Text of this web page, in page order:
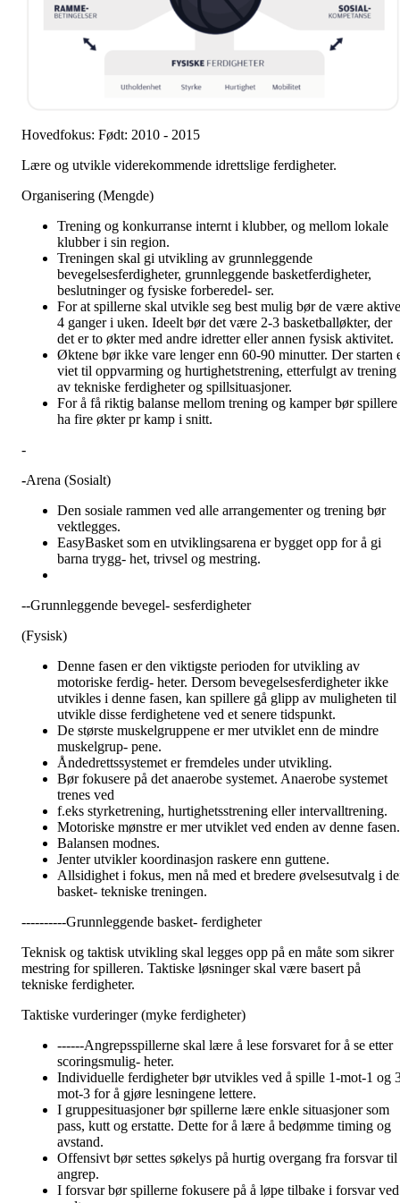
Hovedfokus: Født: 2010 - 2015
Lære og utvikle viderekommende idrettslige ferdigheter.
Organisering (Mengde)
Trening og konkurranse internt i klubber, og mellom lokale
klubber i sin region.
Treningen skal gi utvikling av grunnleggende
bevegelsesferdigheter, grunnleggende basketferdigheter,
beslutninger og fysiske forberedel- ser.
For at spillerne skal utvikle seg best mulig bør de være aktive
4 ganger i uken. Ideelt bør det være 2-3 basketballøkter, der
det er to økter med andre idretter eller annen fysisk aktivitet.
Øktene bør ikke vare lenger enn 60-90 minutter. Der starten
viet til oppvarming og hurtighetstrening, etterfulgt av trening
av tekniske ferdigheter og spillsituasjoner.
For å få riktig balanse mellom trening og kamper bør spillere
ha fire økter pr kamp i snitt.
-
-Arena (Sosialt)
Den sosiale rammen ved alle arrangementer og trening bør
vektlegges.
EasyBasket som en utviklingsarena er bygget opp for å gi
barna trygg- het, trivsel og mestring.
--Grunnleggende bevegel- sesferdigheter
(Fysisk)
Denne fasen er den viktigste perioden for utvikling av
motoriske ferdig- heter. Dersom bevegelsesferdigheter ikke
utvikles i denne fasen, kan spillere gå glipp av muligheten til
utvikle disse ferdighetene ved et senere tidspunkt.
De største muskelgruppene er mer utviklet enn de mindre
muskelgrup- pene.
Åndedrettssystemet er fremdeles under utvikling.
Bør fokusere på det anaerobe systemet. Anaerobe systemet
trenes ved
f.eks styrketrening, hurtighetsstrening eller intervalltrening.
Motoriske mønstre er mer utviklet ved enden av denne fasen.
Balansen modnes.
Jenter utvikler koordinasjon raskere enn guttene.
Allsidighet i fokus, men nå med et bredere øvelsesutvalg i
basket- tekniske treningen.
----------Grunnleggende basket- ferdigheter
Teknisk og taktisk utvikling skal legges opp på en måte som sikrer
mestring for spilleren. Taktiske løsninger skal være basert på
tekniske ferdigheter.
Taktiske vurderinger (myke ferdigheter)
------Angrepsspillerne skal lære å lese forsvaret for å se etter
scoringsmulig- heter.
Individuelle ferdigheter bør utvikles ved å spille 1-mot-1 og
mot-3 for å gjøre lesningene lettere.
I gruppesituasjoner bør spillerne lære enkle situasjoner som
pass, kutt og erstatte. Dette for å lære å bedømme timing og
avstand.
Offensivt bør settes søkelys på hurtig overgang fra forsvar til
angrep.
I forsvar bør spillerne fokusere på å løpe tilbake i forsvar ved